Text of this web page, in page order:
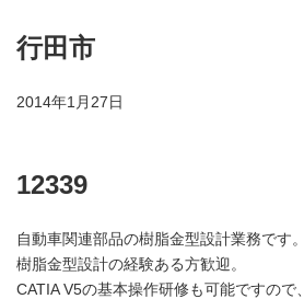
行田市
2014年1月27日
12339
自動車関連部品の樹脂金型設計業務です。
樹脂金型設計の経験ある方歓迎。
CATIA V5の基本操作研修も可能ですので